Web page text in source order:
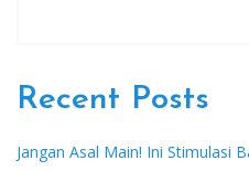
Recent Posts
Jangan Asal Main! Ini Stimulasi